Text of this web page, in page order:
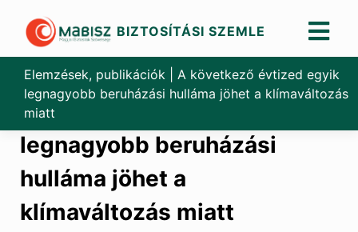
content
BIZTOSÍTÁSI SZEMLE
Elemzések, publikációk
A következő évtized egyik
legnagyobb beruházási hulláma jöhet a klímaváltozás
miatt
A következő évtized egyik
legnagyobb beruházási
hulláma jöhet a
klímaváltozás miatt